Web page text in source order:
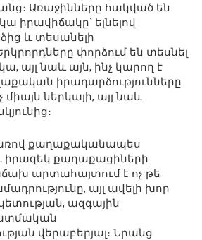
Առաջինները հակված են
իրավիճակը՝ ելնելով
և տեսանելի
փորձում են տեսնել
այլ նաև այն, ինչ կարող է
իրադարձությունները
ներկայի, այլ նաև
քաղաքականապես
իրազեկ քաղաքացիների
արտահայտում է ոչ թե
այլ ավելի խոր
ազգային
վերաբերյալ։ Նրանց